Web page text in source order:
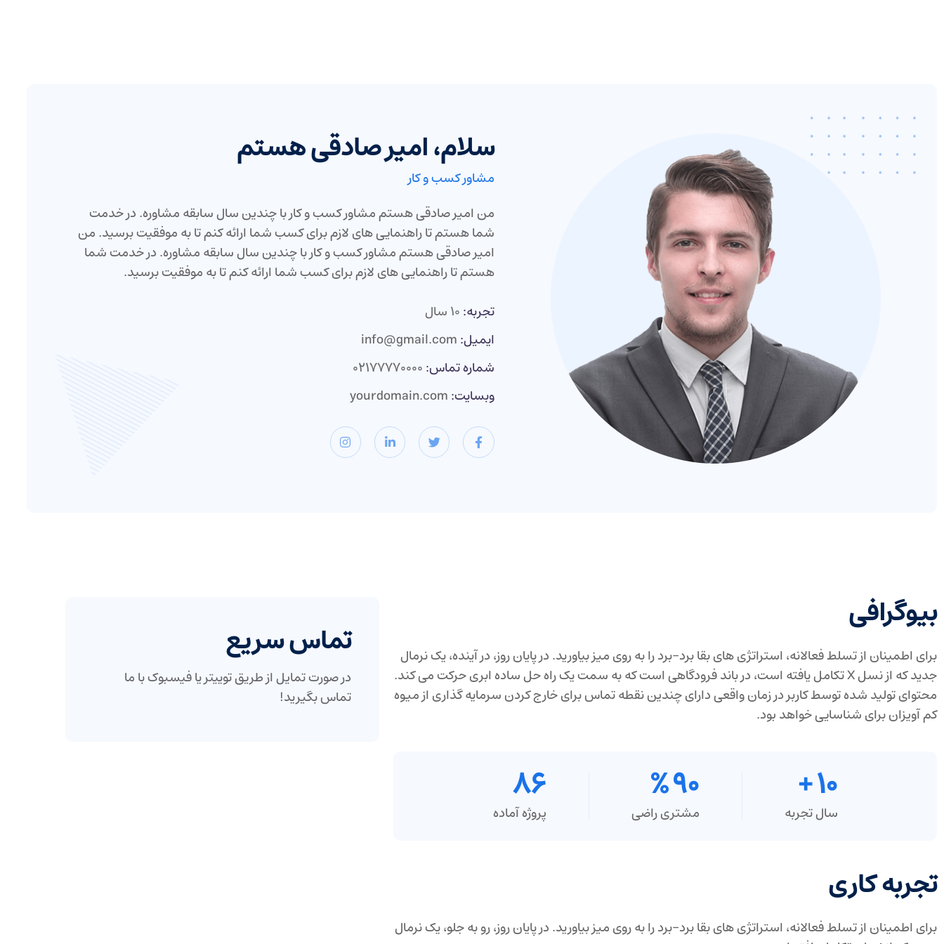
سلام، امیر صادقی هستم
مشاور کسب و کار
من امیر صادقی هستم مشاور کسب و کار با چندین سال سابقه مشاوره. در خدمت
شما هستم تا راهنمایی های لازم برای کسب شما ارائه کنم تا به موفقیت برسید. من
امیر صادقی هستم مشاور کسب و کار با چندین سال سابقه مشاوره. در خدمت شما
هستم تا راهنمایی های لازم برای کسب شما ارائه کنم تا به موفقیت برسید.
تجربه:
ایمیل:info@gmail.com
شماره تماس:02177770000
وبسایت:yourdomain.com
بیوگرافی​
برای اطمینان از تسلط فعالانه، استراتژی های بقا برد-برد را به روی میز بیاورید. در پایان روز، در آینده، یک نرمال
جدید که از نسل X تکامل یافته است، در باند فرودگاهی است که به سمت یک راه حل ساده ابری حرکت می کند.
محتوای تولید شده توسط کاربر در زمان واقعی دارای چندین نقطه تماس برای خارج کردن سرمایه گذاری از میوه
کم آویزان برای شناسایی خواهد بود.
10
+
سال تجربه
90
%
مشتری راضی
86
پروژه آماده
تجربه کاری
برای اطمینان از تسلط فعالانه، استراتژی های بقا برد-برد را به روی میز بیاورید. در پایان روز، رو به جلو، یک نرمال
تماس سریع
در صورت تمایل از طریق توییتر یا فیسبوک با ما
تماس بگیرید!